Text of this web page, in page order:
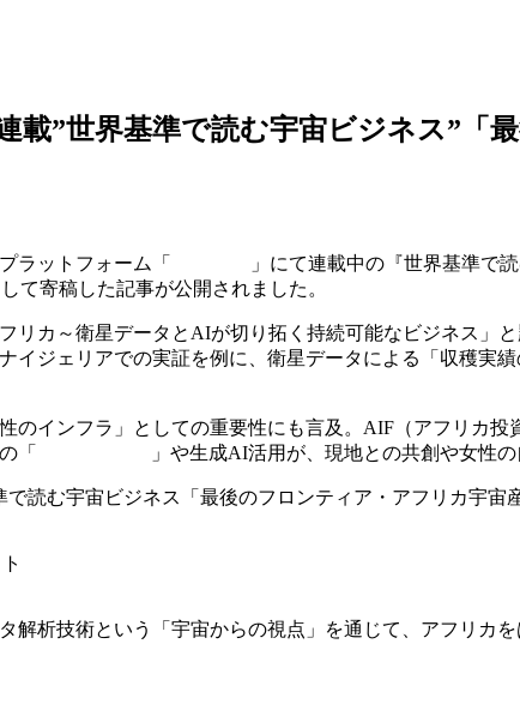
連載”世界基準で読む宇宙ビジネス”
ラットフォーム「
」にて連載中の『世界基準で
て寄稿した記事が公開されました。
リカ～衛星データとAIが切り拓く持続可能なビジネス
イジェリアでの実証を例に、衛星データによる「収穫実
のインフラ」としての重要性にも言及。AIF（アフリカ
「
」や生成AI活用が、現地との共創や女性
読む宇宙ビジネス「最後のフロンティア・アフリカ宇宙
解析技術という「宇宙からの視点」を通じて、アフリ